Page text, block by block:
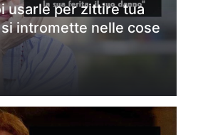
usarle per zittire tua
intromette nelle cose